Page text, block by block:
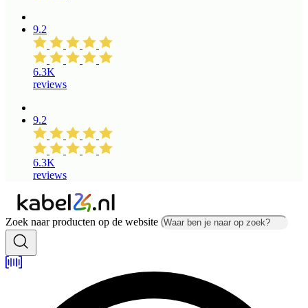
9.2
6.3K
reviews
9.2
6.3K
reviews
Zoek naar producten op de website